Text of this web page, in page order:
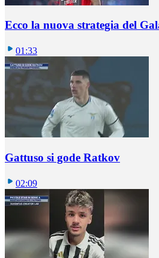
Ecco la nuova strategia del
01:33
Gattuso si gode Ratkov
02:09